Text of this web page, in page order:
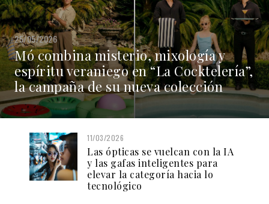
25/05/2026
Mó combina misterio, mixología y
espíritu veraniego en “La Cocktelería”,
la campaña de su nueva colección
11/03/2026
Las ópticas se vuelcan con la IA
y las gafas inteligentes para
elevar la categoría hacia lo
tecnológico